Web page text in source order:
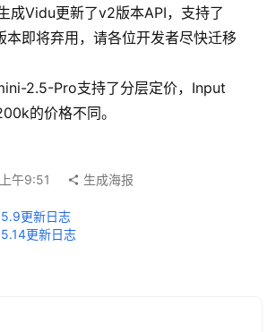
成Vidu更新了v2版本API，支持了
本即将弃用，请各位开发者尽快迁移
2.5-Pro支持了分层定价，Input
的价格不同。
午9:51 生成海报
更新日志
更新日志